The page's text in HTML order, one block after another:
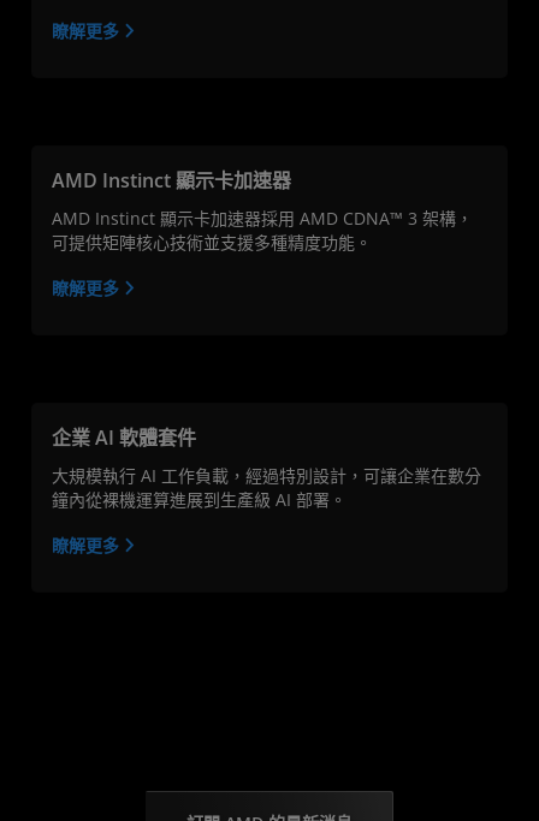
瞭解更多
AMD Instinct 顯示卡加速器
AMD Instinct 顯示卡加速器採用 AMD CDNA™ 3 架構，
可提供矩陣核心技術並支援多種精度功能。
瞭解更多
企業 AI 軟體套件
大規模執行 AI 工作負載，經過特別設計，可讓企業在數分
鐘內從裸機運算進展到生產級 AI 部署。
瞭解更多